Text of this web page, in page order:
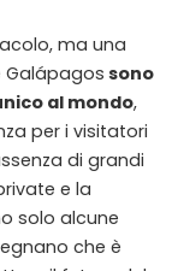
ma una
Galápagos sono
al mondo,
per i visitatori
di grandi
e la
solo alcune
che è